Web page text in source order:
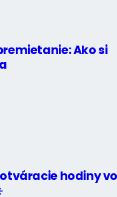
Ako si
hodiny vo